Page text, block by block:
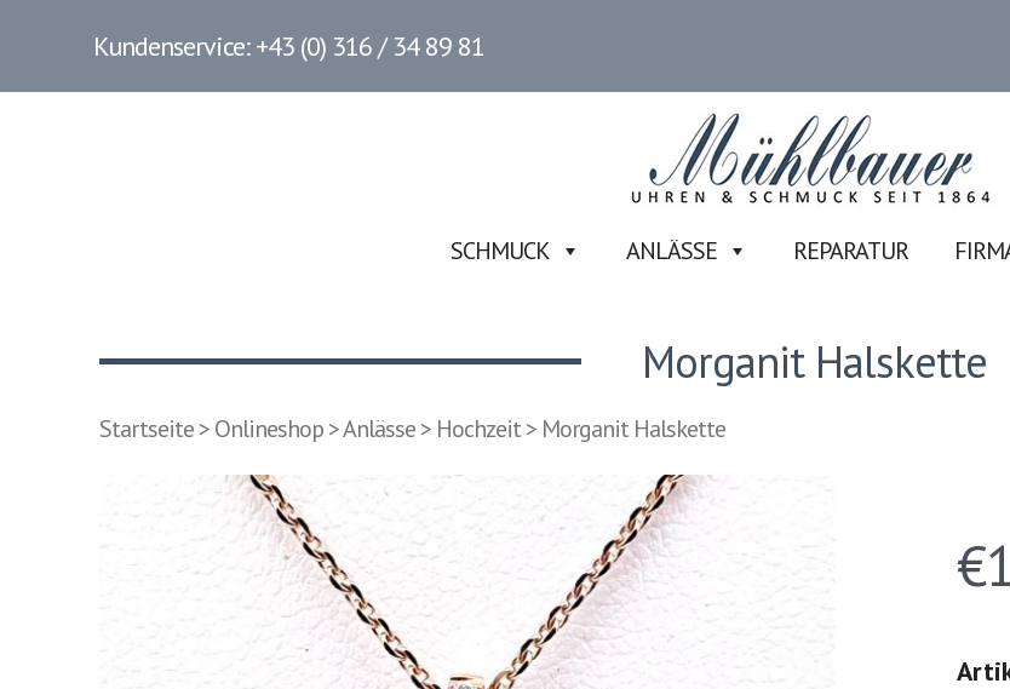
Kundenservice: +43 (0) 316 / 34 89 81
SCHMUCK ANLÄSSE REPARATUR
Morganit Halskette
Startseite>Onlineshop>Anlässe> Hochzeit> Morganit Halskette
€